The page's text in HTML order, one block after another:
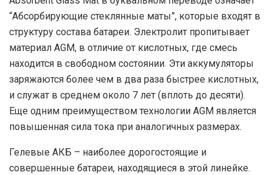
“Абсорбирующие стеклянные маты”, которые входят в
структуру состава батареи. Электролит пропитывает
материал AGM, в отличие от кислотных, где смесь
находится в свободном состоянии. Эти аккумуляторы
заряжаются более чем в два раза быстрее кислотных,
и служат в среднем около 7 лет (вплоть до десяти).
Еще одним преимуществом технологии AGM является
повышенная сила тока при аналогичных размерах.
Гелевые АКБ – наиболее дорогостоящие и
совершенные батареи, находящиеся в этой линейке.